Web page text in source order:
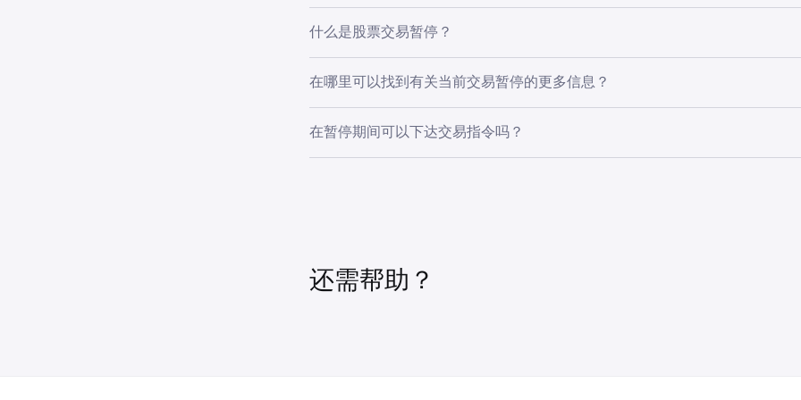
什么是股票交易暂停？
股票交易暂停是指监管机构或交易所对证券交易施加的临时中止。交易暂停可
因发生，例如极端的价格波动或市场正在等待重大新闻发布。
在哪里可以找到有关当前交易暂停的更多信息？
有关当前和历史交易暂停的信息，包括暂停原因，可在
在暂停期间可以下达交易指令吗？
还需帮助？